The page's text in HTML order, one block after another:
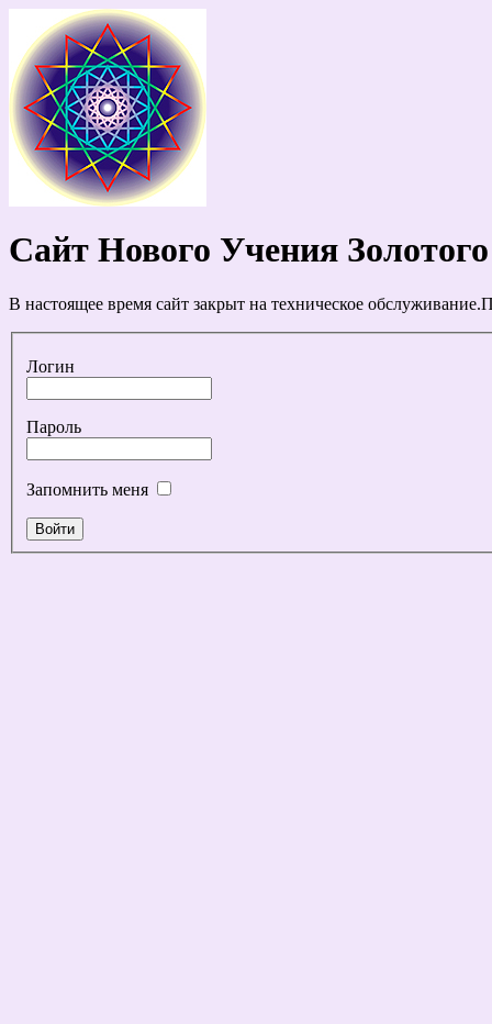
Сайт Нового Учения
В настоящее время сайт закрыт на техническое
Логин
Пароль
Запомнить меня